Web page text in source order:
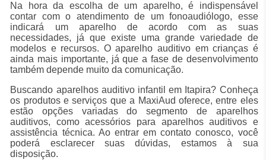
Na hora da escolha de um aparelho, é indispensável
contar com o atendimento de um fonoaudiólogo, esse
indicará um aparelho de acordo com as suas
necessidades, já que existe uma grande variedade de
modelos e recursos. O aparelho auditivo em crianças é
ainda mais importante, já que a fase de desenvolvimento
também depende muito da comunicação.
Buscando aparelhos auditivo infantil em Itapira? Conheça
os produtos e serviços que a MaxiAud oferece, entre eles
estão opções variadas do segmento de aparelhos
auditivos, como acessórios para aparelhos auditivos e
assistência técnica. Ao entrar em contato conosco, você
poderá esclarecer suas dúvidas, estamos à sua
disposição.